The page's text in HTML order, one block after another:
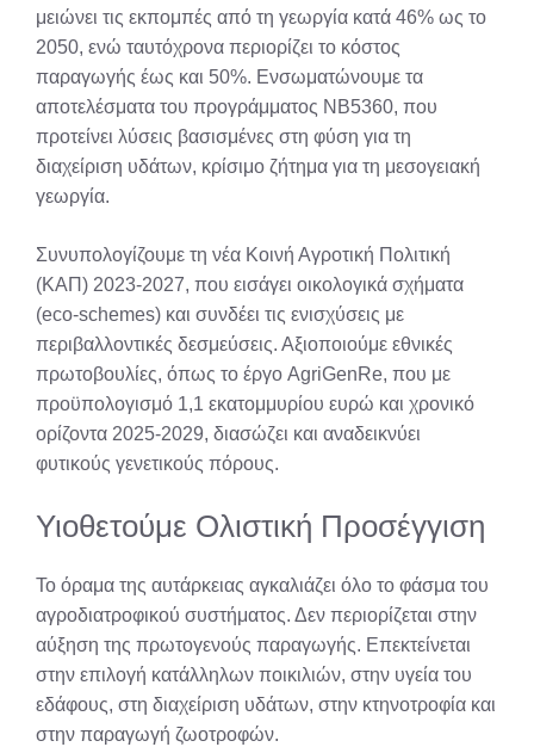
μειώνει τις εκπομπές από τη γεωργία κατά 46% ως το
2050, ενώ ταυτόχρονα περιορίζει το κόστος
παραγωγής έως και 50%. Ενσωματώνουμε τα
αποτελέσματα του προγράμματος NB5360, που
προτείνει λύσεις βασισμένες στη φύση για τη
διαχείριση υδάτων, κρίσιμο ζήτημα για τη μεσογειακή
γεωργία.
Συνυπολογίζουμε τη νέα Κοινή Αγροτική Πολιτική
(ΚΑΠ) 2023-2027, που εισάγει οικολογικά σχήματα
(eco-schemes) και συνδέει τις ενισχύσεις με
περιβαλλοντικές δεσμεύσεις. Αξιοποιούμε εθνικές
πρωτοβουλίες, όπως το έργο AgriGenRe, που με
προϋπολογισμό 1,1 εκατομμυρίου ευρώ και χρονικό
ορίζοντα 2025-2029, διασώζει και αναδεικνύει
φυτικούς γενετικούς πόρους.
Υιοθετούμε Ολιστική Προσέγγιση
Το όραμα της αυτάρκειας αγκαλιάζει όλο το φάσμα του
αγροδιατροφικού συστήματος. Δεν περιορίζεται στην
αύξηση της πρωτογενούς παραγωγής. Επεκτείνεται
στην επιλογή κατάλληλων ποικιλιών, στην υγεία του
εδάφους, στη διαχείριση υδάτων, στην κτηνοτροφία και
στην παραγωγή ζωοτροφών.